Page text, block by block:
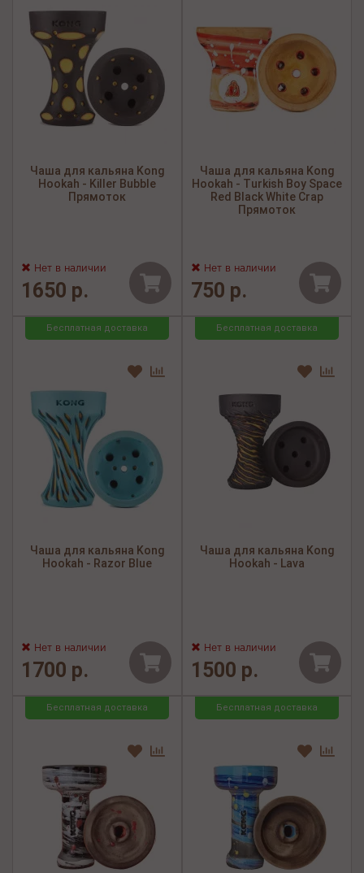
Чаша для кальяна Kong
Hookah - Killer Bubble
Прямоток
Нет в наличии
1650 р.
Чаша для кальяна Kong
Hookah - Turkish Boy Space
Red Black White Crap
Прямоток
Нет в наличии
750 р.
Бесплатная доставка
Чаша для кальяна Kong
Hookah - Razor Blue
Нет в наличии
1700 р.
Бесплатная доставка
Чаша для кальяна Kong
Hookah - Lava
Нет в наличии
1500 р.
Бесплатная доставка Бесплатная доставка